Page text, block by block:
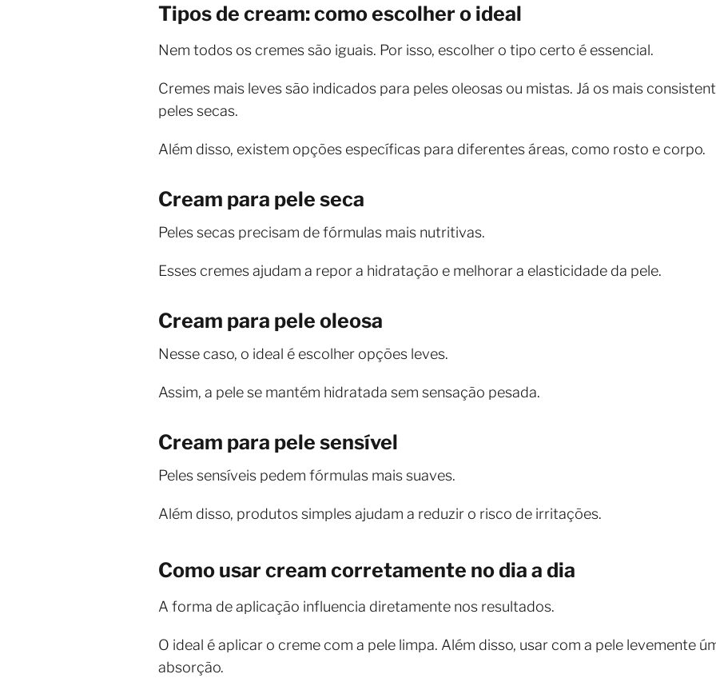
Tipos de cream: como escolher o ideal
Nem todos os cremes são iguais. Por isso, escolher o tipo certo é essencial.
Cremes mais leves são indicados para peles oleosas ou mistas. Já os mais
peles secas.
Além disso, existem opções específicas para diferentes áreas, como rosto e corpo.
Cream para pele seca
Peles secas precisam de fórmulas mais nutritivas.
Esses cremes ajudam a repor a hidratação e melhorar a elasticidade da pele.
Cream para pele oleosa
Nesse caso, o ideal é escolher opções leves.
Assim, a pele se mantém hidratada sem sensação pesada.
Cream para pele sensível
Peles sensíveis pedem fórmulas mais suaves.
Além disso, produtos simples ajudam a reduzir o risco de irritações.
Como usar cream corretamente no dia a dia
A forma de aplicação influencia diretamente nos resultados.
O ideal é aplicar o creme com a pele limpa. Além disso, usar com a pele levemente
absorção.